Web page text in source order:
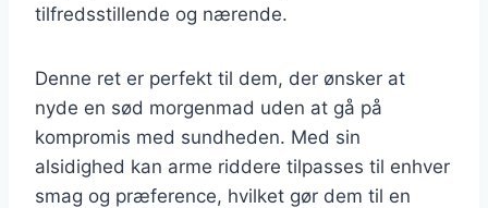
tilfredsstillende og nærende.
Denne ret er perfekt til dem, der ønsker at
nyde en sød morgenmad uden at gå på
kompromis med sundheden. Med sin
alsidighed kan arme riddere tilpasses til enhver
smag og præference, hvilket gør dem til en